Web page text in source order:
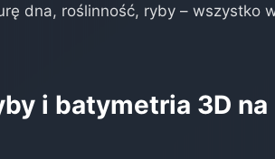
dna, roślinność, ryby – wszystko
i batymetria 3D na